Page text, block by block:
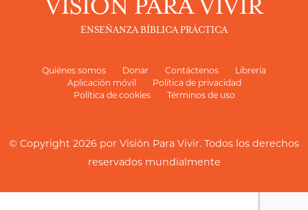
VISIÓN PARA VIVIR
ENSEÑANZA BÍBLICA PRÁCTICA
Quiénes somos Donar Contáctenos
Librería
Aplicación móvil
Política de privacidad
Política de cookies
Términos de uso
© Copyright 2026 por Visión Para Vivir. Todos los derechos
reservados mundialmente